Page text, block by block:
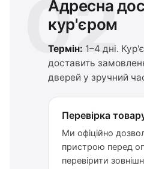
02
Адресна
кур'єром
Термін: 1–4 дні.
доставить
дверей у зручний
Перевірка
Ми офіційно
пристрою перед
перевірити